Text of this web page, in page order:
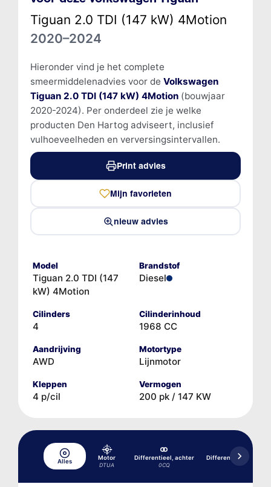
Tiguan 2.0 TDI (147 kW) 4Motion
2020–2024
Hieronder vind je het complete
smeermiddelenadvies voor de Volkswagen
Tiguan 2.0 TDI (147 kW) 4Motion(bouwjaar
2020-2024). Per onderdeel zie je welke
producten Den Hartog adviseert, inclusief
vulhoeveelheden en verversingsintervallen.
Print advies
Mijn favorieten
nieuw advies
Model
Tiguan 2.0 TDI (147
kW) 4Motion
Brandstof
Diesel
Cilinders
4
Cilinderinhoud
1968 CC
Aandrijving
AWD
Motortype
Lijnmotor
Kleppen
4 p/cil
Vermogen
200 pk / 147 KW
Alles
Motor
DTUA
Differentieel, achter
0CQ
Differentieel, achter
08E